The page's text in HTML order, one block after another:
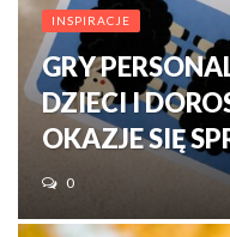
INSPIRACJE
GRY
DZIECI I
OKAZJE SIĘ
0